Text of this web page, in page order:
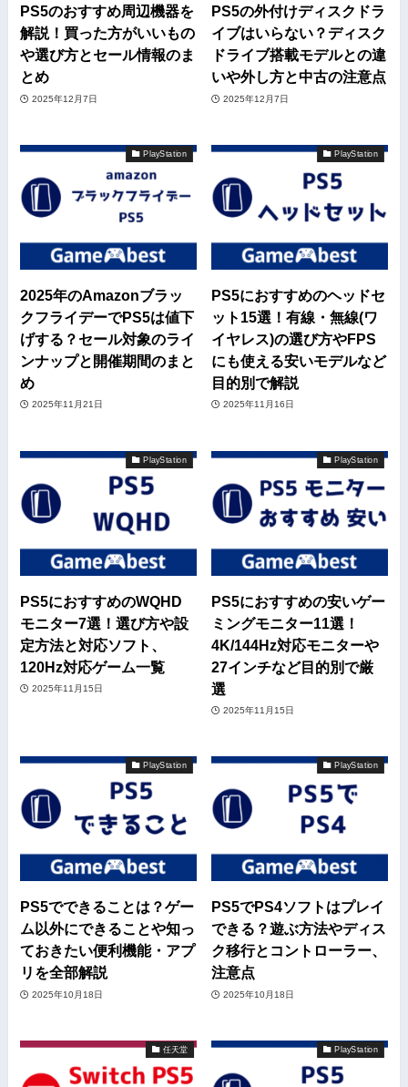
PS5のおすすめ周辺機器を
解説！買った方がいいもの
や選び方とセール情報のま
とめ
2025年12月7日
PS5の外付けディスクドラ
イブはいらない？ディスク
ドライブ搭載モデルとの違
いや外し方と中古の注意点
2025年12月7日
PlayStation
2025年のAmazonブラッ
クフライデーでPS5は値下
げする？セール対象のライ
ンナップと開催期間のまと
め
2025年11月21日
PlayStation
PS5におすすめのヘッドセ
ット15選！有線・無線(ワ
イヤレス)の選び方やFPS
にも使える安いモデルなど
目的別で解説
2025年11月16日
PlayStation
PS5におすすめのWQHD
モニター7選！選び方や設
定方法と対応ソフト、
120Hz対応ゲーム一覧
2025年11月15日
PlayStation
PS5におすすめの安いゲー
ミングモニター11選！
4K/144Hz対応モニターや
27インチなど目的別で厳
選
2025年11月15日
PlayStation
PS5でできることは？ゲー
ム以外にできることや知っ
ておきたい便利機能・アプ
リを全部解説
2025年10月18日
PlayStation
PS5でPS4ソフトはプレイ
できる？遊ぶ方法やディス
ク移行とコントローラー、
注意点
2025年10月18日
任天堂 PlayStation